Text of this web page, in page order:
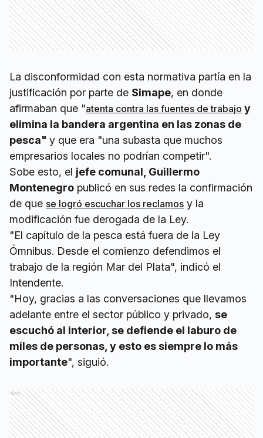
La disconformidad con esta normativa partía en la
justificación por parte de Simape, en donde
afirmaban que "atenta contra las fuentes de trabajo y
elimina la bandera argentina en las zonas de
pesca" y que era "una subasta que muchos
empresarios locales no podrían competir".
Sobe esto, el jefe comunal, Guillermo
Montenegro publicó en sus redes la confirmación
de que se logró escuchar los reclamos y la
modificación fue derogada de la Ley.
"El capítulo de la pesca está fuera de la Ley
Ómnibus. Desde el comienzo defendimos el
trabajo de la región Mar del Plata", indicó el
Intendente.
"Hoy, gracias a las conversaciones que llevamos
adelante entre el sector público y privado, se
escuchó al interior, se defiende el laburo de
miles de personas, y esto es siempre lo más
importante", siguió.
Ads